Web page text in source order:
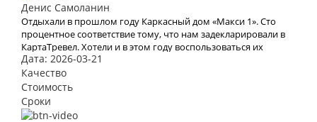
Денис Самоланин
Отдыхали в прошлом году Каркасный дом «Макси 1». Сто
процентное соответствие тому, что нам задекларировали в
КартаТревел. Хотели и в этом году воспользоваться их
услугами, но видимо эта пандемия все испортит.
Дата: 2026-03-21
Качество
Стоимость
Сроки